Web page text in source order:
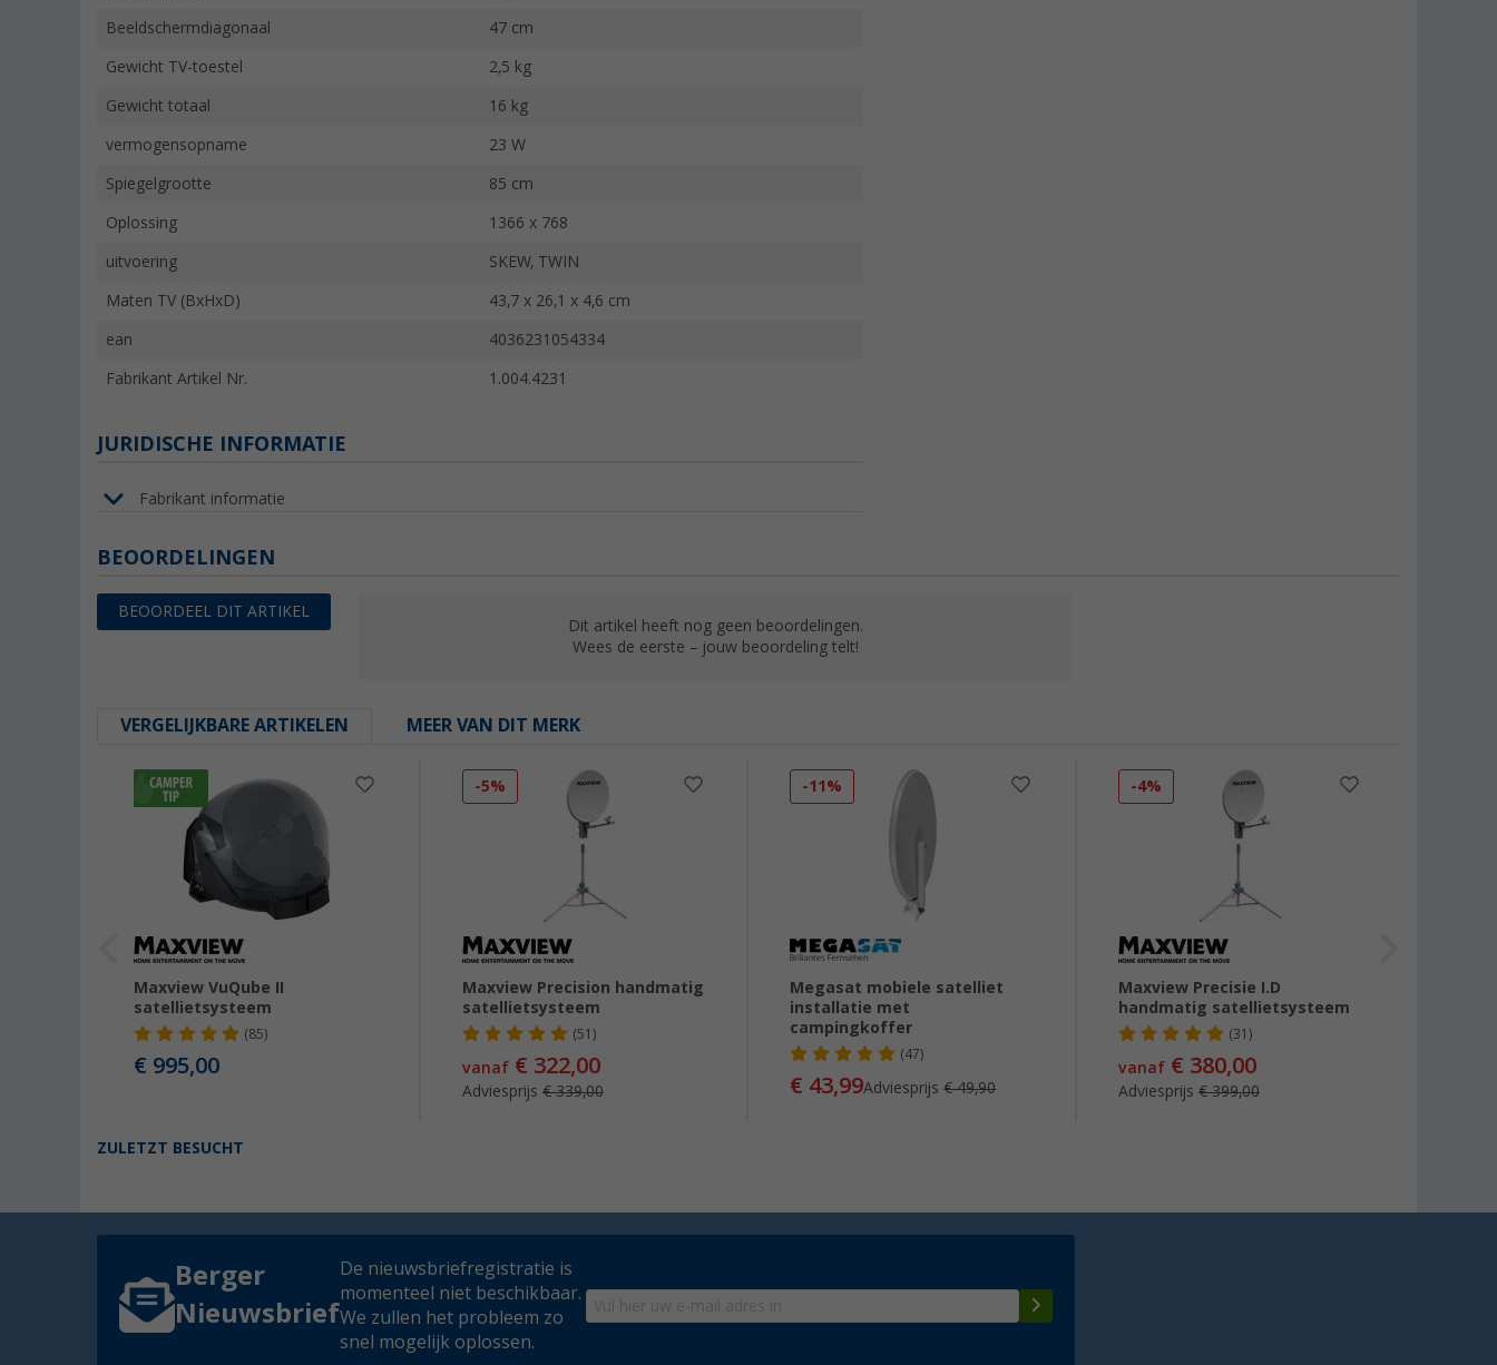
Beeldschermdiagonaal 47 cm
Gewicht TV-toestel 2,5 kg
Gewicht totaal 16 kg
vermogensopname 23 W
Spiegelgrootte 85 cm
Oplossing 1366 x 768
uitvoering SKEW, TWIN
Maten TV (BxHxD) 43,7 x 26,1 x 4,6 cm
ean 4036231054334
Fabrikant Artikel Nr. 1.004.4231
JURIDISCHE INFORMATIE
Fabrikant informatie
BEOORDELINGEN
BEOORDEEL DIT ARTIKEL
Dit artikel heeft nog geen beoordelingen.
Wees de eerste – jouw beoordeling telt!
VERGELIJKBARE ARTIKELEN MEER VAN DIT MERK
Maxview VuQube II
satellietsysteem
(85)
€ 995,00
-5%
Maxview Precision handmatig
satellietsysteem
(51)
vanaf€ 322,00
Adviesprijs € 339,00
-11%
Megasat mobiele satelliet
installatie met
campingkoffer
(47)
€ 43,99Adviesprijs€ 49,90
-4%
Maxview Precisie I.D
handmatig satellietsysteem
(31)
vanaf€ 380,00
Adviesprijs € 399,00
ZULETZT BESUCHT
Berger
Nieuwsbrief
De nieuwsbriefregistratie is
momenteel niet beschikbaar.
We zullen het probleem zo
snel mogelijk oplossen.